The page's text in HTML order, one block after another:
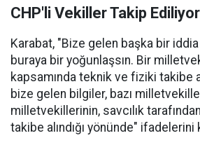
CHP'li Vekiller Takip
Karabat, "Bize gelen başka bir iddia
buraya bir yoğunlaşsın. Bir
kapsamında teknik ve fiziki takibe
bize gelen bilgiler, bazı
milletvekillerinin, savcılık
takibe alındığı yönünde" ifadelerini